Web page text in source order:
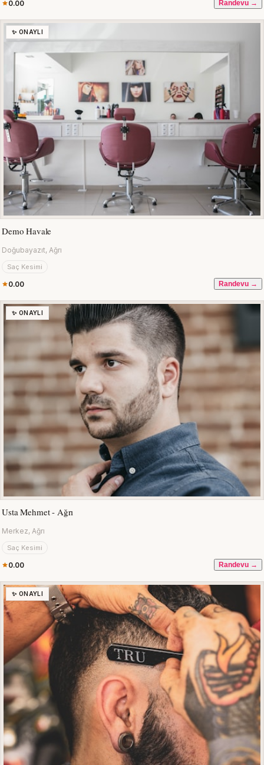
0.00 Randevu →
✨ ONAYLI
Demo Havale
Doğubayazıt, Ağrı
Saç Kesimi
0.00 Randevu →
✨ ONAYLI
Usta Mehmet - Ağrı
Merkez, Ağrı
Saç Kesimi
0.00 Randevu →
✨ ONAYLI